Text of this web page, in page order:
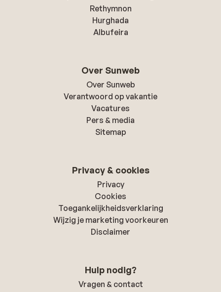
Rethymnon
Hurghada
Albufeira
Over Sunweb
Over Sunweb
Verantwoord op vakantie
Vacatures
Pers & media
Sitemap
Privacy & cookies
Privacy
Cookies
Toegankelijkheidsverklaring
Wijzig je marketing voorkeuren
Disclaimer
Hulp nodig?
Vragen & contact